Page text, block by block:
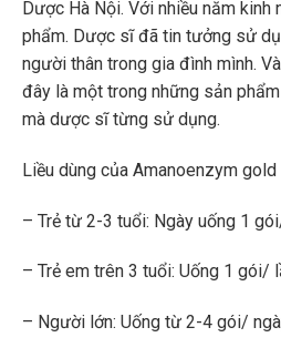
Dược Hà Nội. Với nhiều năm kinh
phẩm. Dược sĩ đã tin tưởng sử
người thân trong gia đình mình.
đây là một trong những sản
mà dược sĩ từng sử dụng.
Liều dùng của Amanoenzym gold
– Trẻ từ 2-3 tuổi: Ngày uống 1
– Trẻ em trên 3 tuổi: Uống 1 gói/
– Người lớn: Uống từ 2-4 gói/